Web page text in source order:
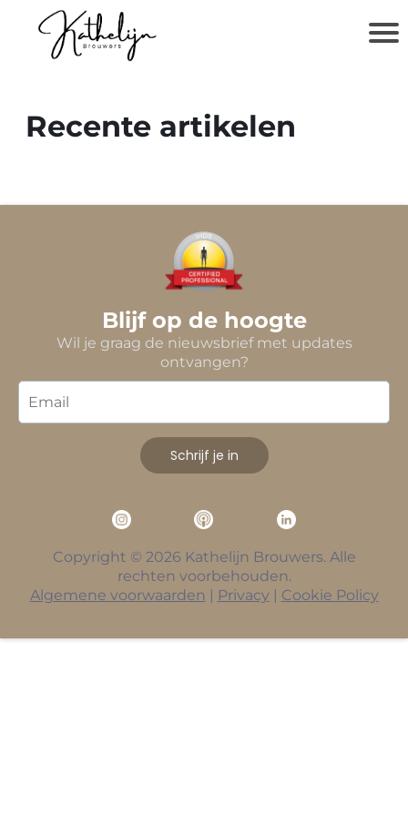
Recente artikelen
Blijf op de hoogte
Wil je graag de nieuwsbrief met updates
ontvangen?
Schrijf je in
Copyright © 2026 Kathelijn Brouwers. Alle
rechten voorbehouden.
Algemene voorwaarden | Privacy | Cookie Policy